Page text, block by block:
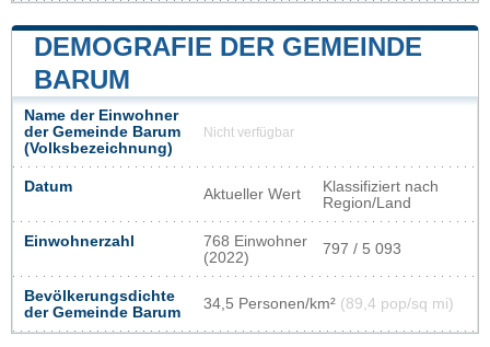
DEMOGRAFIE DER GEMEINDE
BARUM
Name der Einwohner
der Gemeinde Barum
(Volksbezeichnung)
Nicht verfügbar
Datum Aktueller Wert
Klassifiziert nach
Region/Land
Einwohnerzahl
768 Einwohner
(2022)
797 / 5 093
Bevölkerungsdichte
der Gemeinde Barum
34,5 Personen/km² (89,4 pop/sq mi)